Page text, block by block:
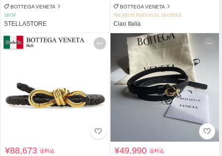
BOTTEGA VENETA
SHOP
STELLASTORE
BOTTEGA VENETA
PREMIUM PERSONAL SHOPPER
Ciao Italia
¥88,673送料込 ¥49,990送料込